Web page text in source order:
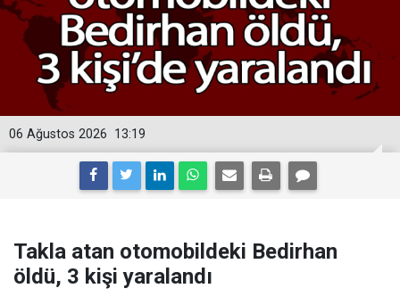
13:19
06 Ağustos 2026
Takla atan otomobildeki Bedirhan
öldü, 3 kişi yaralandı